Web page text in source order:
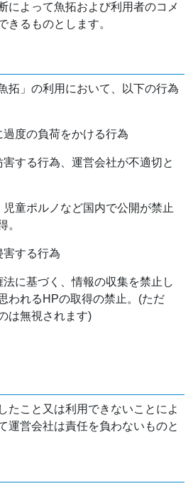
によって魚拓および利用者のコメ
きるものとします。
拓」の利用において、以下の行為
度の負荷をかける行為
する行為、運営会社が不適切と
童ポルノなど国内で公開が禁止
。
害する行為
に基づく、情報の収集を禁止し
われるHPの取得の禁止。(ただ
は無視されます)
たこと又は利用できないことによ
運営会社は責任を負わないものと